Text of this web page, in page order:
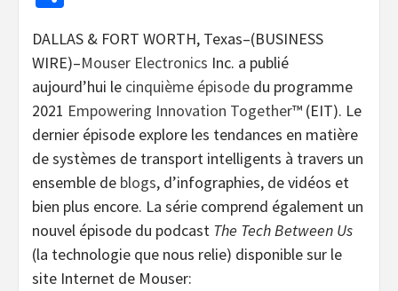
DALLAS & FORT WORTH, Texas–(BUSINESS
WIRE)–Mouser Electronics Inc. a publié
aujourd’hui le cinquième épisode du programme
2021 Empowering Innovation Together™ (EIT). Le
dernier épisode explore les tendances en matière
de systèmes de transport intelligents à travers un
ensemble de blogs, d’infographies, de vidéos et
bien plus encore. La série comprend également un
nouvel épisode du podcast The Tech Between Us
(la technologie que nous relie) disponible sur le
site Internet de Mouser: